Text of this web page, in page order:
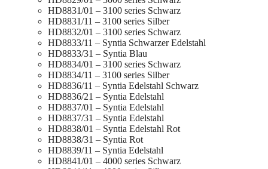
HD8831/01 – 3100 series Schwarz
HD8831/11 – 3100 series Silber
HD8832/01 – 3100 series Schwarz
HD8833/11 – Syntia Schwarzer Edelstahl
HD8833/31 – Syntia Blau
HD8834/01 – 3100 series Schwarz
HD8834/11 – 3100 series Silber
HD8836/11 – Syntia Edelstahl Schwarz
HD8836/21 – Syntia Edelstahl
HD8837/01 – Syntia Edelstahl
HD8837/31 – Syntia Edelstahl
HD8838/01 – Syntia Edelstahl Rot
HD8838/31 – Syntia Rot
HD8839/11 – Syntia Edelstahl
HD8841/01 – 4000 series Schwarz